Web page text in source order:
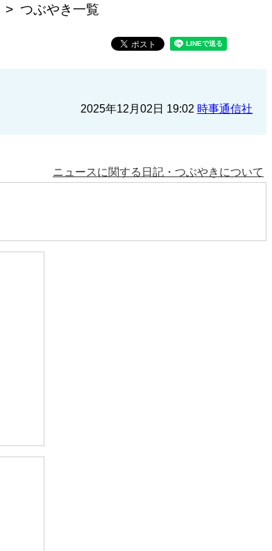
つぶやき一覧
2025年12月02日 19:02 時事通信社
ニュースに関する日記・つぶやきについて